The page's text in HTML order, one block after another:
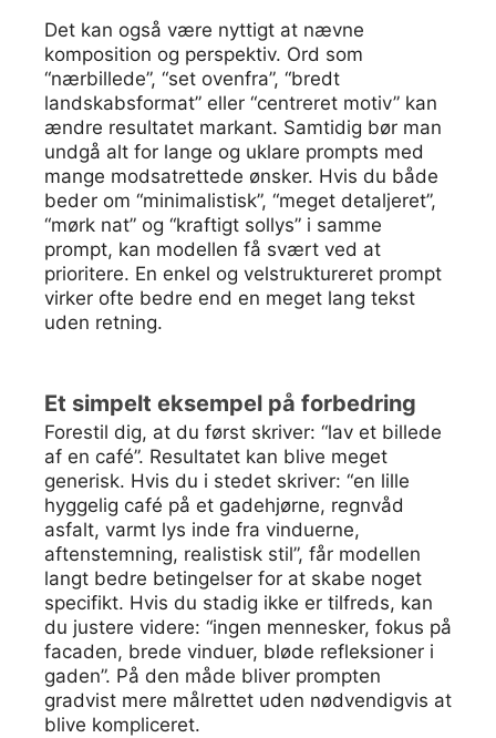
Det kan også være nyttigt at nævne
komposition og perspektiv. Ord som
“nærbillede”, “set ovenfra”, “bredt
landskabsformat” eller “centreret motiv” kan
ændre resultatet markant. Samtidig bør man
undgå alt for lange og uklare prompts med
mange modsatrettede ønsker. Hvis du både
beder om “minimalistisk”, “meget detaljeret”,
“mørk nat” og “kraftigt sollys” i samme
prompt, kan modellen få svært ved at
prioritere. En enkel og velstruktureret prompt
virker ofte bedre end en meget lang tekst
uden retning.
Et simpelt eksempel på forbedring
Forestil dig, at du først skriver: “lav et billede
af en café”. Resultatet kan blive meget
generisk. Hvis du i stedet skriver: “en lille
hyggelig café på et gadehjørne, regnvåd
asfalt, varmt lys inde fra vinduerne,
aftenstemning, realistisk stil”, får modellen
langt bedre betingelser for at skabe noget
specifikt. Hvis du stadig ikke er tilfreds, kan
du justere videre: “ingen mennesker, fokus på
facaden, brede vinduer, bløde refleksioner i
gaden”. På den måde bliver prompten
gradvist mere målrettet uden nødvendigvis at
blive kompliceret.